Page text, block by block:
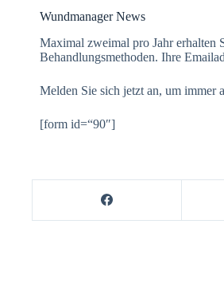
Wundmanager News
Maximal zweimal pro Jahr erhalten
Behandlungsmethoden. Ihre
Melden Sie sich jetzt an, um immer
[form id=“90″]